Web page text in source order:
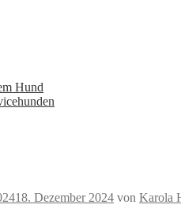
Hund
18. Dezember 2024 von Karola